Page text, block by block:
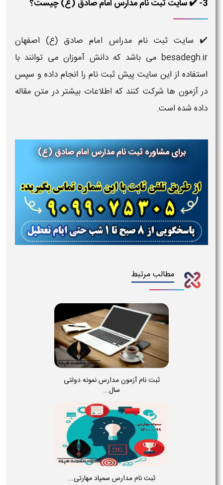
3- ✔️ سایت ثبت نام مدارس امام صادق (ع) چیست؟
✔️ سایت ثبت نام مدراس امام صادق (ع) اصفهان
besadegh.ir می باشد که دانش آموزان می توانند با
استفاده از این سایت پیش ثبت نام را انجام داده و سپس
در آزمون ها شرکت کنند که اطلاعات بیشتر در متن مقاله
داده شده است.
برای مشاوره ثبت نام مدارسامام صادق (ع)
مطالب مرتبط
ثبت نام آزمون مدارس نمونه دولتی
سال...
ثبت نام مدارس سمپاد مهارتی...